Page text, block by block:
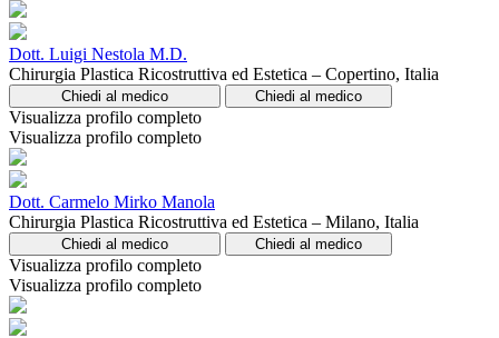
Dott. Luigi Nestola M.D.
Chirurgia Plastica Ricostruttiva ed Estetica – Copertino, Italia
Chiedi al medico Chiedi al medico
Visualizza profilo completo
Visualizza profilo completo
Dott. Carmelo Mirko Manola
Chirurgia Plastica Ricostruttiva ed Estetica – Milano, Italia
Chiedi al medico Chiedi al medico
Visualizza profilo completo
Visualizza profilo completo